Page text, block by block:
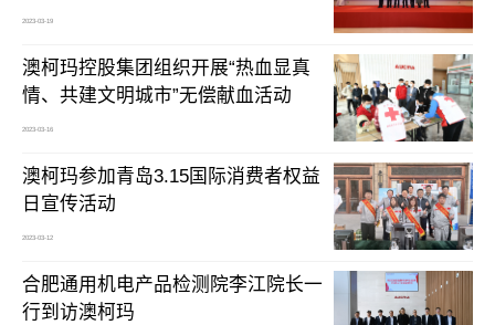
2023-03-19
澳柯玛控股集团组织开展“热血显真
情、共建文明城市”无偿献血活动
2023-03-16
澳柯玛参加青岛3.15国际消费者权益
日宣传活动
2023-03-12
合肥通用机电产品检测院李江院长一
行到访澳柯玛